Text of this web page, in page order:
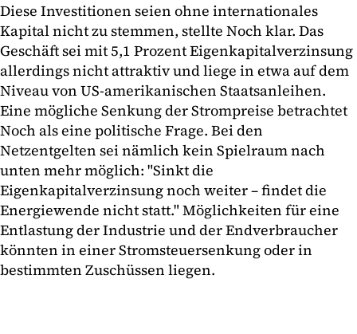
Diese Investitionen seien ohne internationales
Kapital nicht zu stemmen, stellte Noch klar. Das
Geschäft sei mit 5,1 Prozent Eigenkapitalverzinsung
allerdings nicht attraktiv und liege in etwa auf dem
Niveau von US-amerikanischen Staatsanleihen.
Eine mögliche Senkung der Strompreise betrachtet
Noch als eine politische Frage. Bei den
Netzentgelten sei nämlich kein Spielraum nach
unten mehr möglich: "Sinkt die
Eigenkapitalverzinsung noch weiter – findet die
Energiewende nicht statt." Möglichkeiten für eine
Entlastung der Industrie und der Endverbraucher
könnten in einer Stromsteuersenkung oder in
bestimmten Zuschüssen liegen.